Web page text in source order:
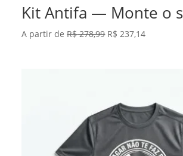
Kit Antifa — Monte o
A partir deR$278,99 O
R$ 237,14O